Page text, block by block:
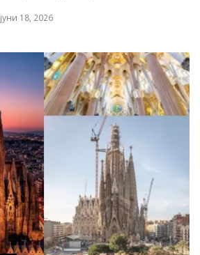
јуни 18, 2026